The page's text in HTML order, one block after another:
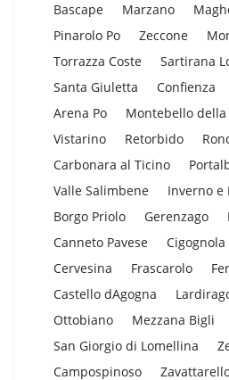
Bascape
Marzano
Pinarolo Po
Zeccone
Torrazza Coste
Sartirana
Santa Giuletta
Confienza
Arena Po
Montebello
Vistarino
Retorbido
Carbonara al Ticino
Valle Salimbene
Inverno e
Borgo Priolo
Gerenzago
Canneto Pavese
Cigognola
Cervesina
Frascarolo
Castello dAgogna
Ottobiano
Mezzana Bigli
San Giorgio di Lomellina
Campospinoso